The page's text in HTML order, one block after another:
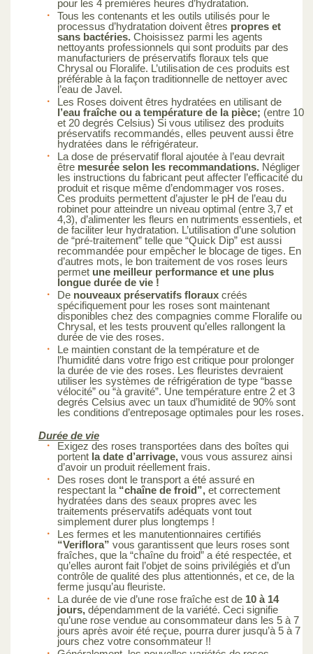
pour les 4 premières heures d’hydratation.
Tous les contenants et les outils utilisés pour le
processus d’hydratation doivent êtres propres et
sans bactéries. Choisissez parmi les agents
nettoyants professionnels qui sont produits par des
manufacturiers de préservatifs floraux tels que
Chrysal ou Floralife. L’utilisation de ces produits est
préférable à la façon traditionnelle de nettoyer avec
l’eau de Javel.
Les Roses doivent êtres hydratées en utilisant de
l’eau fraîche ou a température de la pièce; (entre 10
et 20 degrés Celsius) Si vous utilisez des produits
préservatifs recommandés, elles peuvent aussi être
hydratées dans le réfrigérateur.
La dose de préservatif floral ajoutée à l’eau devrait
être mesurée selon les recommandations. Négliger
les instructions du fabricant peut affecter l’efficacité du
produit et risque même d’endommager vos roses.
Ces produits permettent d’ajuster le pH de l’eau du
robinet pour atteindre un niveau optimal (entre 3,7 et
4,3), d’alimenter les fleurs en nutriments essentiels, et
de faciliter leur hydratation. L’utilisation d’une solution
de “pré-traitement” telle que “Quick Dip” est aussi
recommandée pour empêcher le blocage de tiges. En
d’autres mots, le bon traitement de vos roses leurs
permet une meilleur performance et une plus
longue durée de vie !
De nouveaux préservatifs floraux créés
spécifiquement pour les roses sont maintenant
disponibles chez des compagnies comme Floralife ou
Chrysal, et les tests prouvent qu’elles rallongent la
durée de vie des roses.
Le maintien constant de la température et de
l’humidité dans votre frigo est critique pour prolonger
la durée de vie des roses. Les fleuristes devraient
utiliser les systèmes de réfrigération de type “basse
vélocité” ou “à gravité”. Une température entre 2 et 3
degrés Celsius avec un taux d’humidité de 90% sont
les conditions d’entreposage optimales pour les roses.
Durée de vie
Exigez des roses transportées dans des boîtes qui
portent la date d’arrivage, vous vous assurez ainsi
d’avoir un produit réellement frais.
Des roses dont le transport a été assuré en
respectant la “chaîne de froid”, et correctement
hydratées dans des seaux propres avec les
traitements préservatifs adéquats vont tout
simplement durer plus longtemps !
Les fermes et les manutentionnaires certifiés
“Veriflora” vous garantissent que leurs roses sont
fraîches, que la “chaîne du froid” a été respectée, et
qu’elles auront fait l’objet de soins privilégiés et d’un
contrôle de qualité des plus attentionnés, et ce, de la
ferme jusqu’au fleuriste.
La durée de vie d’une rose fraîche est de 10 à 14
jours, dépendamment de la variété. Ceci signifie
qu’une rose vendue au consommateur dans les 5 à 7
jours après avoir été reçue, pourra durer jusqu’à 5 à 7
jours chez votre consommateur !!